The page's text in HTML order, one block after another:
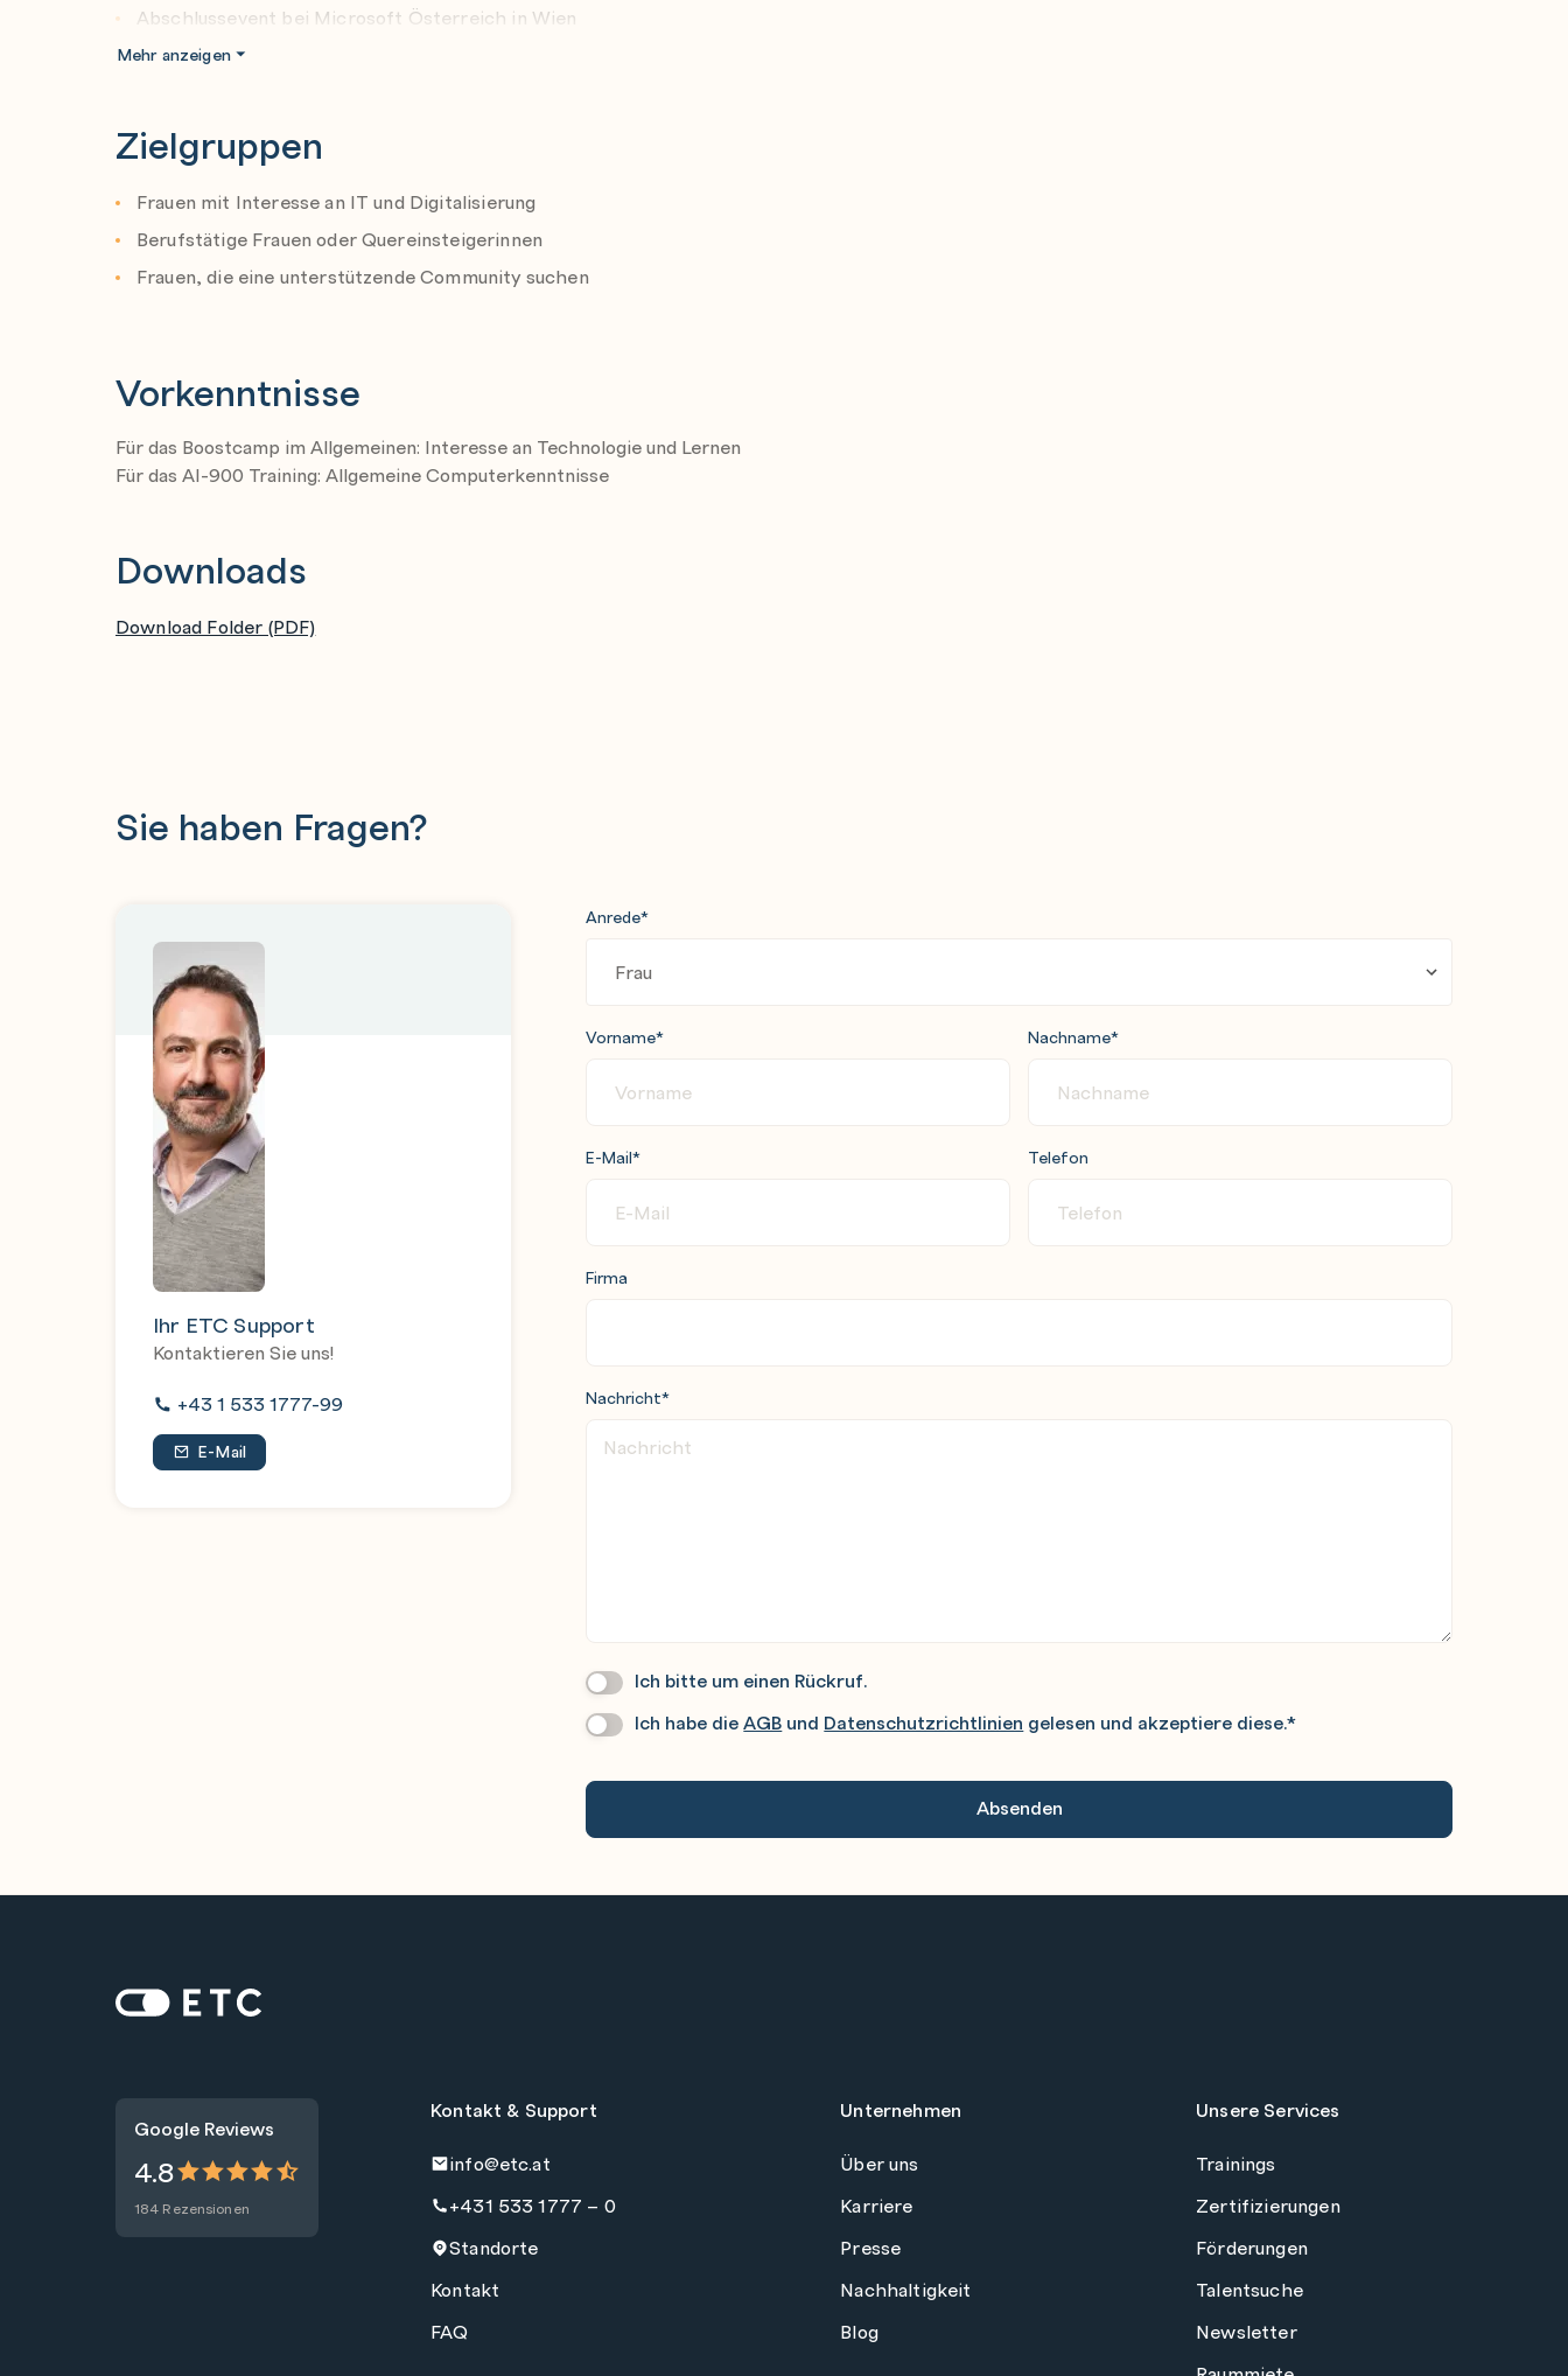
Abschlussevent bei Microsoft Österreich in Wien
Weitere Details sind hier auf der Info-Website aufgelistet: https://www.skills-
Mehr anzeigen
Zielgruppen
Frauen mit Interesse an IT und Digitalisierung
Berufstätige Frauen oder Quereinsteigerinnen
Frauen, die eine unterstützende Community suchen
Vorkenntnisse
Für das Boostcamp im Allgemeinen: Interesse an Technologie und Lernen
Für das AI-900 Training: Allgemeine Computerkenntnisse
Downloads
Download Folder (PDF)
Sie haben Fragen?
Ihr ETC Support
Kontaktieren Sie uns!
+43 1 533 1777-99
E-Mail
Anrede*
Vorname* Nachname*
E-Mail* Telefon
Firma
Nachricht*
Wir
Sie
An.
Ich bitte um einen Rückruf.
Datenschutz*
Ich habe dieAGB und Datenschutzrichtlinien gelesen und akzeptiere diese.*
Zur Startseite: ETC
Google Reviews
4.8
184 Rezensionen
Kontakt & Support
info@etc.at
+431 533 1777 – 0
Standorte
Kontakt
FAQ
Unternehmen
Über uns
Karriere
Presse
Nachhaltigkeit
Blog
Unsere Services
Trainings
Zertifizierungen
Förderungen
Talentsuche
Newsletter